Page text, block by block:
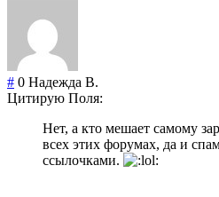
# 0 Надежда В.
Цитирую Поля:
Нет, а кто мешает самому
всех этих форумах, да и
ссылочками.